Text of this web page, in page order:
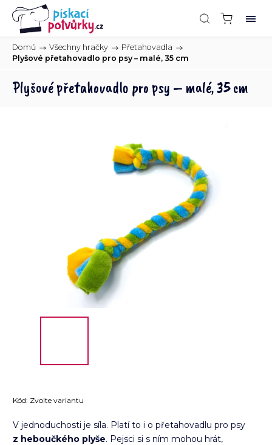
Domů / Všechny hračky / Přetahovadla /
Plyšové přetahovadlo pro psy – malé, 35 cm
Plyšové přetahovadlo pro psy – malé, 35 cm
Kód: Zvolte variantu
V jednoduchosti je síla. Platí to i o přetahovadlu pro psy
z heboučkého plyše. Pejsci si s ním mohou hrát,